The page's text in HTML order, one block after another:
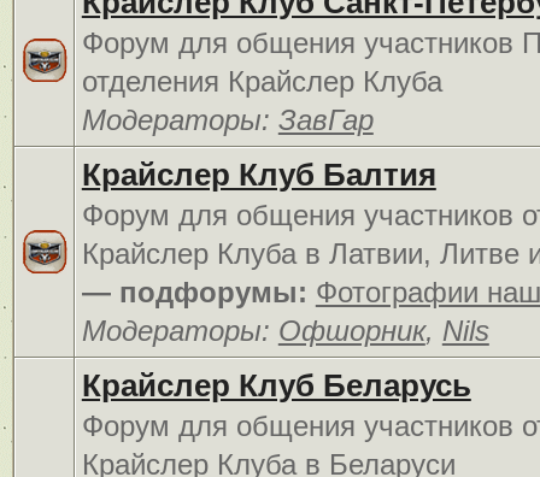
Форум для общения участников
отделения Крайслер Клуба
Модераторы: ЗавГар
Крайслер Клуб Балтия
Форум для общения участников
Крайслер Клуба в Латвии, Литве
— подфорумы: Фотографии
Модераторы: Офшорник, Nils
Крайслер Клуб Беларусь
Форум для общения участников
Крайслер Клуба в Беларуси